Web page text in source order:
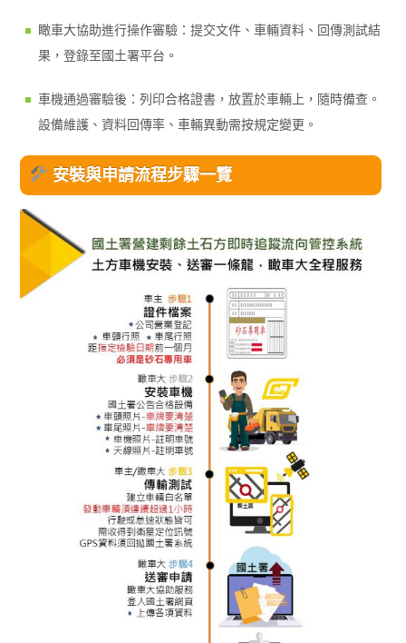
瞰車大協助進行操作審驗：提交文件、車輛資料、回傳測試結
果，登錄至國土署平台。
車機通過審驗後：列印合格證書，放置於車輛上，隨時備查。
設備維護、資料回傳率、車輛異動需按規定變更。
安裝與申請流程步驟一覽